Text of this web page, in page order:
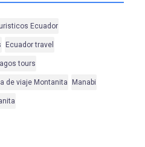
Ecuador
Ecuador travel
tours
de viaje Montanita Manabi